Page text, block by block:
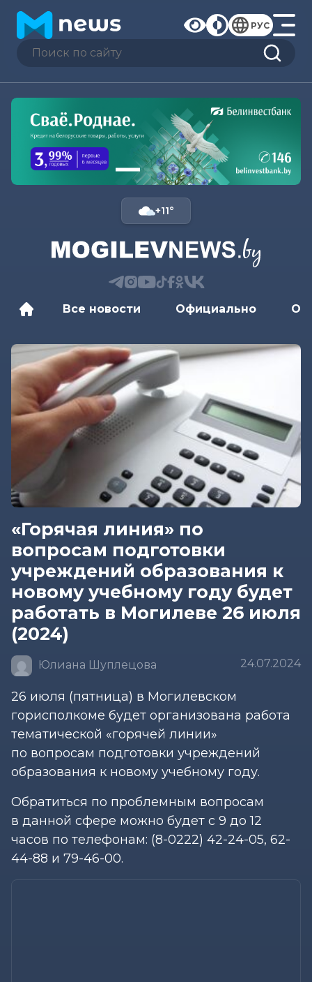
РУС
+11°
Все новости Официально
«Горячая линия» по
вопросам подготовки
учреждений образования к
новому учебному году будет
работать в Могилеве 26 июля
(2024)
Юлиана Шуплецова 24.07.2024
26 июля (пятница) в Могилевском
горисполкоме будет организована работа
тематической «горячей линии»
по вопросам подготовки учреждений
образования к новому учебному году.
Обратиться по проблемным вопросам
в данной сфере можно будет с 9 до 12
часов по телефонам: (8-0222) 42-24-05, 62-
44-88 и 79-46-00.